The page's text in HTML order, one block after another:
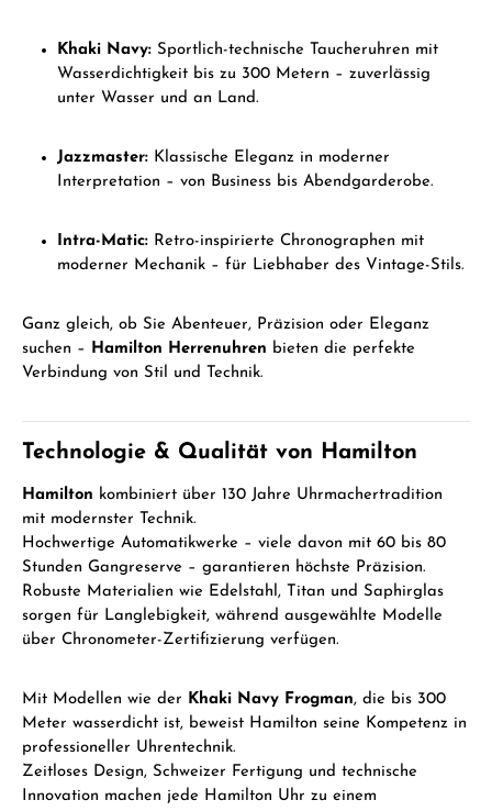
Khaki Navy: Sportlich-technische Taucheruhren mit
Wasserdichtigkeit bis zu 300 Metern – zuverlässig
unter Wasser und an Land.
Jazzmaster: Klassische Eleganz in moderner
Interpretation – von Business bis Abendgarderobe.
Intra-Matic: Retro-inspirierte Chronographen mit
moderner Mechanik – für Liebhaber des Vintage-Stils.
Ganz gleich, ob Sie Abenteuer, Präzision oder Eleganz
suchen – Hamilton Herrenuhren bieten die perfekte
Verbindung von Stil und Technik.
Technologie & Qualität von Hamilton
Hamilton kombiniert über 130 Jahre Uhrmachertradition
mit modernster Technik.
Hochwertige Automatikwerke – viele davon mit 60 bis 80
Stunden Gangreserve – garantieren höchste Präzision.
Robuste Materialien wie Edelstahl, Titan und Saphirglas
sorgen für Langlebigkeit, während ausgewählte Modelle
über Chronometer-Zertifizierung verfügen.
Mit Modellen wie der Khaki Navy Frogman, die bis 300
Meter wasserdicht ist, beweist Hamilton seine Kompetenz in
professioneller Uhrentechnik.
Zeitloses Design, Schweizer Fertigung und technische
Innovation machen jede Hamilton Uhr zu einem